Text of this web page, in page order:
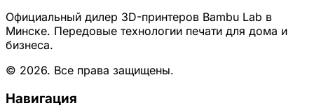
Официальный дилер 3D-принтеров Bambu Lab в
Минске. Передовые технологии печати для дома и
бизнеса.
© 2026. Все права защищены.
Навигация